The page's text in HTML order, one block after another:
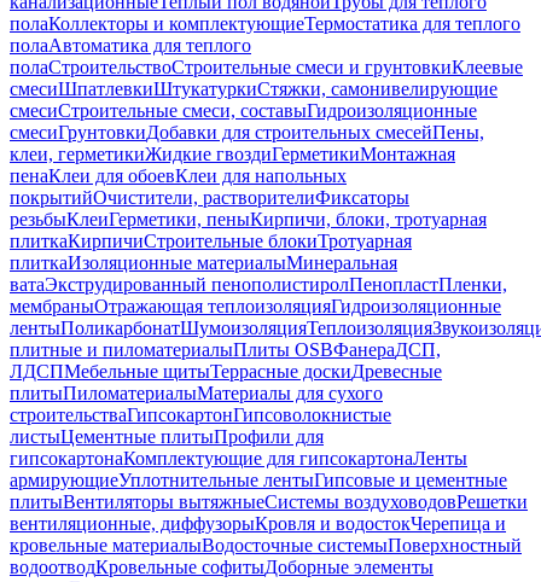
полаКоллекторы и комплектующиеТермостатика для теплого
полаАвтоматика для теплого
полаСтроительствоСтроительные смеси и грунтовкиКлеевые
смесиШпатлевкиШтукатуркиСтяжки, самонивелирующие
смесиСтроительные смеси, составыГидроизоляционные
смесиГрунтовкиДобавки для строительных смесейПены,
клеи, герметикиЖидкие гвоздиГерметикиМонтажная
пенаКлеи для обоевКлеи для напольных
покрытийОчистители, растворителиФиксаторы
резьбыКлеиГерметики, пеныКирпичи, блоки, тротуарная
плиткаКирпичиСтроительные блокиТротуарная
плиткаИзоляционные материалыМинеральная
ватаЭкструдированный пенополистиролПенопластПленки,
мембраныОтражающая теплоизоляцияГидроизоляционные
лентыПоликарбонатШумоизоляцияТеплоизоляция
плитные и пиломатериалыПлиты OSBФанераДСП,
ЛДСПМебельные щитыТеррасные доскиДревесные
плитыПиломатериалыМатериалы для сухого
строительстваГипсокартонГипсоволокнистые
листыЦементные плитыПрофили для
гипсокартонаКомплектующие для гипсокартонаЛенты
армирующиеУплотнительные лентыГипсовые и цементные
плитыВентиляторы вытяжныеСистемы воздуховодовРешетки
вентиляционные, диффузорыКровля и водостокЧерепица и
кровельные материалыВодосточные системыПоверхностный
водоотводКровельные софитыДоборные элементы